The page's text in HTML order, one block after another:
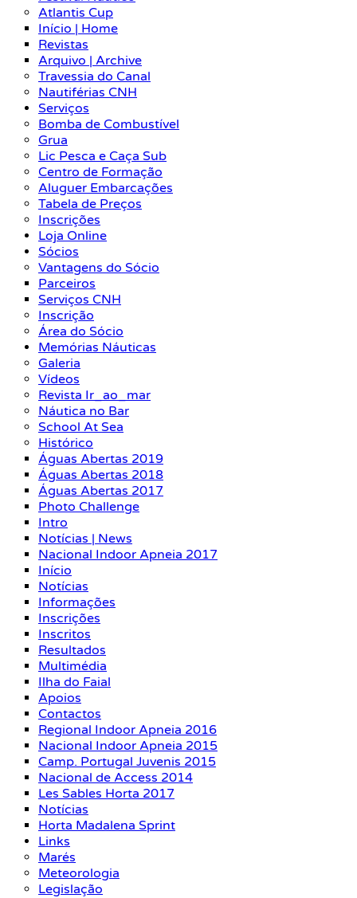
Atlantis Cup
Início | Home
Revistas
Arquivo | Archive
Travessia do Canal
Nautiférias CNH
Serviços
Bomba de Combustível
Grua
Lic Pesca e Caça Sub
Centro de Formação
Aluguer Embarcações
Tabela de Preços
Inscrições
Loja Online
Sócios
Vantagens do Sócio
Parceiros
Serviços CNH
Inscrição
Área do Sócio
Memórias Náuticas
Galeria
Vídeos
Revista Ir_ao_mar
Náutica no Bar
School At Sea
Histórico
Águas Abertas 2019
Águas Abertas 2018
Águas Abertas 2017
Photo Challenge
Intro
Notícias | News
Nacional Indoor Apneia 2017
Início
Notícias
Informações
Inscrições
Inscritos
Resultados
Multimédia
Ilha do Faial
Apoios
Contactos
Regional Indoor Apneia 2016
Nacional Indoor Apneia 2015
Camp. Portugal Juvenis 2015
Nacional de Access 2014
Les Sables Horta 2017
Notícias
Horta Madalena Sprint
Links
Marés
Meteorologia
Legislação